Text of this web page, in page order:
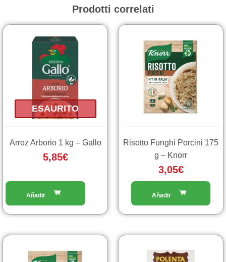
Prodotti correlati
ESAURITO
Arroz Arborio 1 kg – Gallo
5,85€
Risotto Funghi Porcini 175
g – Knorr
3,05€